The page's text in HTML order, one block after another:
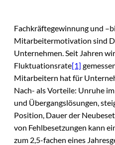
Fachkräftegewinnung und
Mitarbeitermotivation sind
Unternehmen. Seit Jahren
Fluktuationsrate[1]
Mitarbeitern hat für
Nach- als Vorteile: Unruhe
und Übergangslösungen,
Position, Dauer der
von Fehlbesetzungen kann
zum 2,5-fachen eines